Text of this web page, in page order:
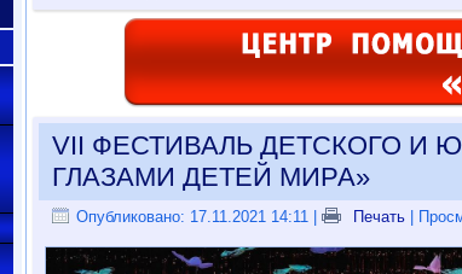
VII ФЕСТИВАЛЬ ДЕТСКОГО И
ГЛАЗАМИ ДЕТЕЙ МИРА»
Опубликовано: 17.11.2021 14:11| Печать |